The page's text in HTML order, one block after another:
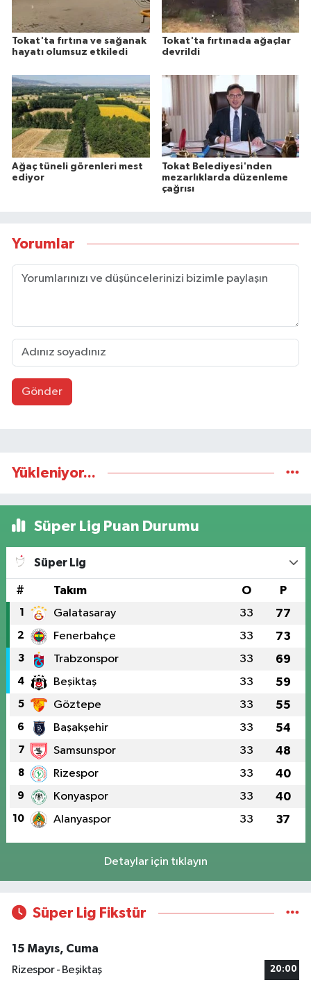
Tokat'ta fırtına ve sağanak
hayatı olumsuz etkiledi
Tokat'ta fırtınada ağaçlar
devrildi
Ağaç tüneli görenleri mest
ediyor
Tokat Belediyesi'nden
mezarlıklarda düzenleme
çağrısı
Yorumlar
Gönder
Yükleniyor...
Süper Lig Puan Durumu
Süper Lig
# Takım O P
1 Galatasaray 33 77
2 Fenerbahçe 33 73
3 Trabzonspor 33 69
4 Beşiktaş 33 59
5 Göztepe 33 55
6 Başakşehir 33 54
7 Samsunspor 33 48
8 Rizespor 33 40
9 Konyaspor 33 40
10 Alanyaspor 33 37
Detaylar için tıklayın
Süper Lig Fikstür
15 Mayıs, Cuma
Rizespor - Beşiktaş
20:00